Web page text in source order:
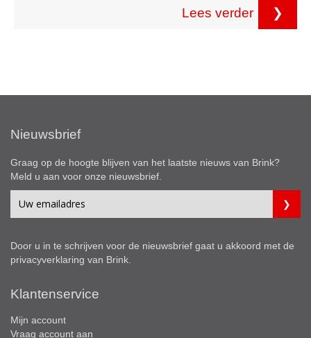
Lees verder ❯
Nieuwsbrief
Graag op de hoogte blijven van het laatste nieuws van Brink?
Meld u aan voor onze nieuwsbrief.
Door u in te schrijven voor de nieuwsbrief gaat u akkoord met de
privacyverklaring van Brink.
Klantenservice
Mijn account
Vraag account aan